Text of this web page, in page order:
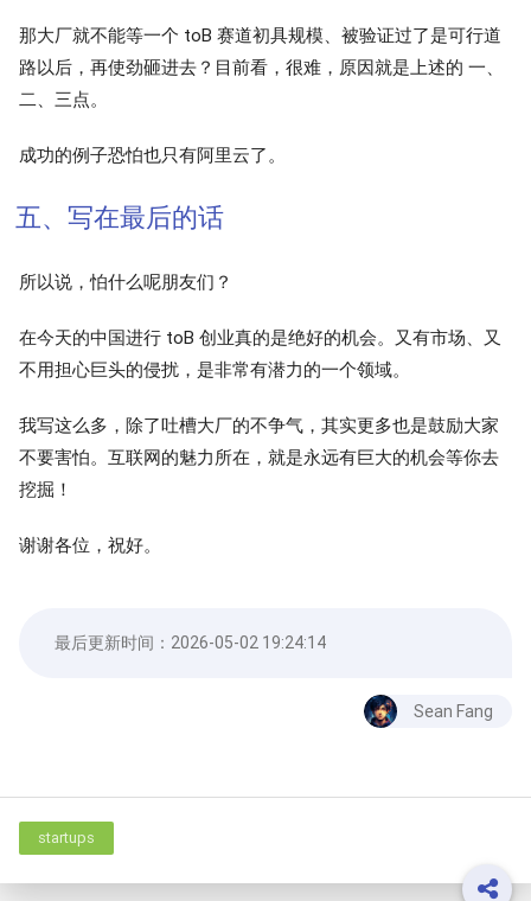
那大厂就不能等一个 toB 赛道初具规模、被验证过了是可行道
路以后，再使劲砸进去？目前看，很难，原因就是上述的 一、
二、三点。
成功的例子恐怕也只有阿里云了。
五、写在最后的话
所以说，怕什么呢朋友们？
在今天的中国进行 toB 创业真的是绝好的机会。又有市场、又
不用担心巨头的侵扰，是非常有潜力的一个领域。
我写这么多，除了吐槽大厂的不争气，其实更多也是鼓励大家
不要害怕。互联网的魅力所在，就是永远有巨大的机会等你去
挖掘！
谢谢各位，祝好。
最后更新时间： 2026-05-02 19:24:14
Sean Fang
startups